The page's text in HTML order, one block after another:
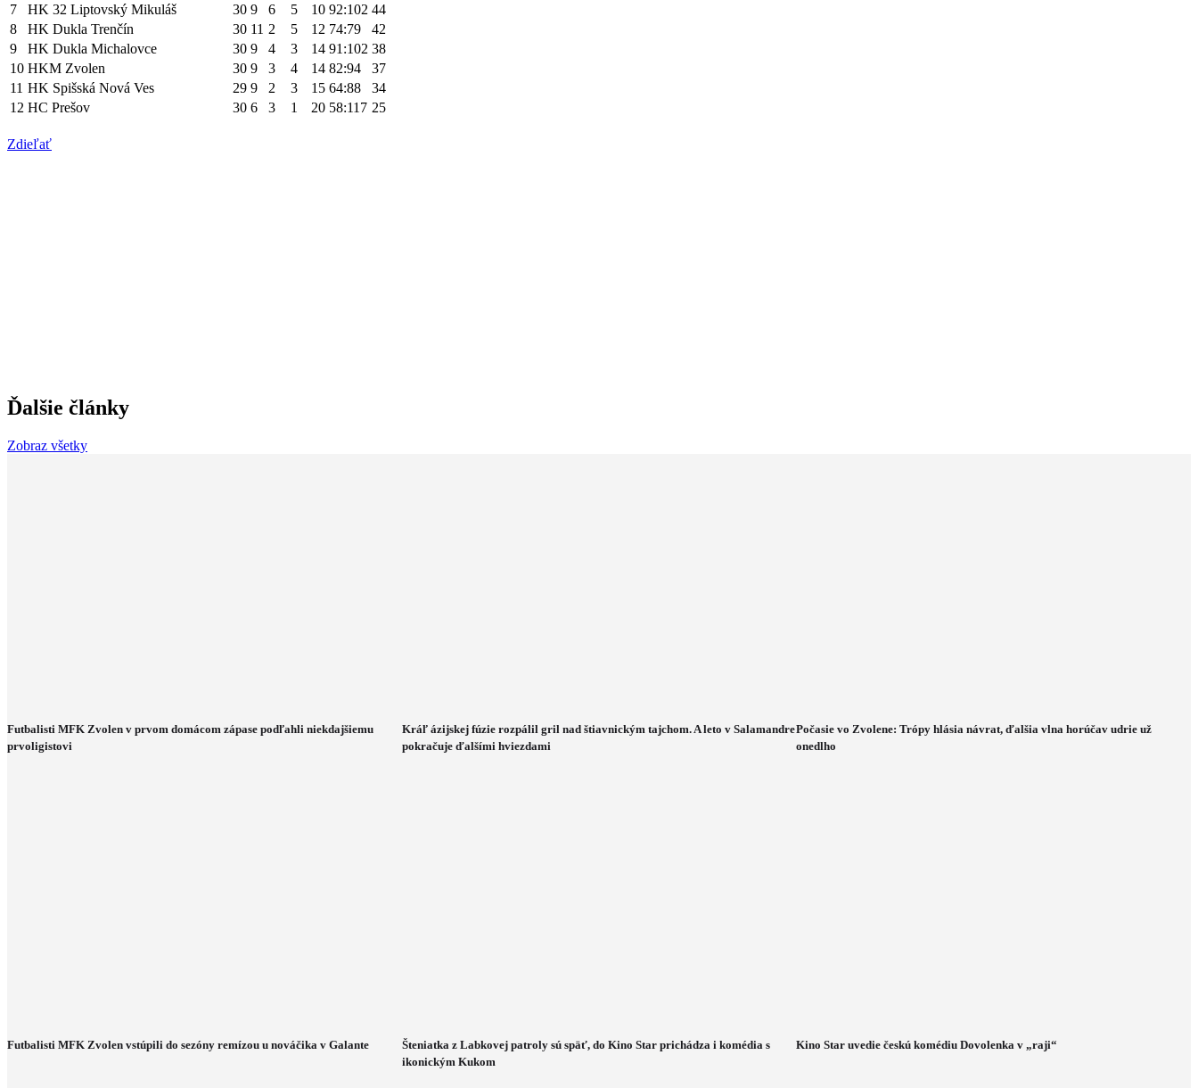
7
HK 32 Liptovský Mikuláš 30 9 6 5 10 92:102 44
8
HK Dukla Trenčín 30 11 2 5 12 74:79
42
9
HK Dukla Michalovce 30 9 4 3 14 91:102 38
10 HKM Zvolen 30 9 3 4 14 82:94
37
11 HK Spišská Nová Ves 29 9 2 3 15 64:88
34
12 HC Prešov 30 6 3 1 20 58:117 25
Zdieľať
Ďalšie články
Zobraz všetky
Futbalisti MFK Zvolen v prvom domácom zápase podľahli niekdajšiemu
prvoligistovi
Kráľ ázijskej fúzie rozpálil gril nad štiavnickým tajchom. A leto v Salamandre
pokračuje ďalšími hviezdami
Počasie vo Zvolene: Trópy hlásia návrat, ďalšia vlna horúčav udrie už
onedlho
Futbalisti MFK Zvolen vstúpili do sezóny remízou u nováčika v Galante
Šteniatka z Labkovej patroly sú späť, do Kino Star prichádza i komédia s
ikonickým Kukom
Kino Star uvedie českú komédiu Dovolenka v „raji“